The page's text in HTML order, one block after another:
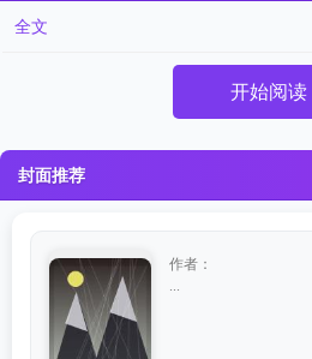
全文
开始阅读
封面推荐
作者：